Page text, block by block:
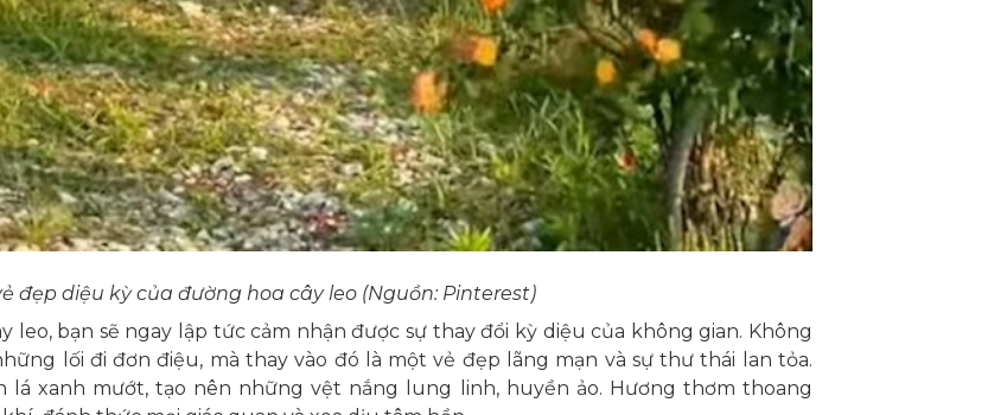
đẹp diệu kỳ của đường hoa cây leo (Nguồn: Pinterest)
leo, bạn sẽ ngay lập tức cảm nhận được sự thay đổi kỳ diệu của không gian. Không
lối đi đơn điệu, mà thay vào đó là một vẻ đẹp lãng mạn và sự thư thái lan tỏa.
xanh mướt, tạo nên những vệt nắng lung linh, huyền ảo. Hương thơm thoang